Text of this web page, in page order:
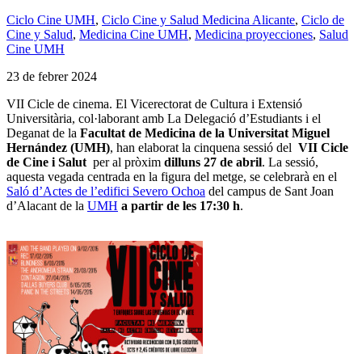
Ciclo Cine UMH, Ciclo Cine y Salud Medicina Alicante, Ciclo de
Cine y Salud, Medicina Cine UMH, Medicina proyecciones, Salud
Cine UMH
23 de febrer 2024
VII Cicle de cinema. El Vicerectorat de Cultura i Extensió
Universitària, col·laborant amb La Delegació d’Estudiants i el
Deganat de la Facultat de Medicina de la Universitat Miguel
Hernández (UMH), han elaborat la cinquena sessió del VII Cicle
de Cine i Salut per al pròxim dilluns 27 de abril. La sessió,
aquesta vegada centrada en la figura del metge, se celebrarà en el
Saló d’Actes de l’edifici Severo Ochoa del campus de Sant Joan
d’Alacant de la UMH a partir de les 17:30 h.